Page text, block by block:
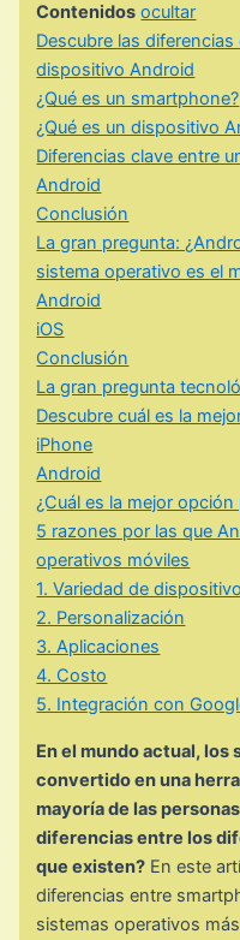
Contenidos ocultar
Descubre las
dispositivo Android
¿Qué es un smartphone?
¿Qué es un dispositivo
Diferencias clave entre
Android
Conclusión
La gran pregunta:
sistema operativo es el
Android
iOS
Conclusión
La gran pregunta
Descubre cuál es la
iPhone
Android
¿Cuál es la mejor opción
5 razones por las que
operativos móviles
1. Variedad de
2. Personalización
3. Aplicaciones
4. Costo
5. Integración con
En el mundo actual, los
convertido en una
mayoría de las
diferencias entre los
que existen? En este
diferencias entre
sistemas operativos